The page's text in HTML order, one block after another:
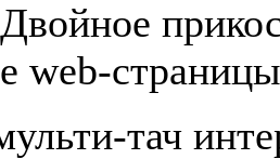
web-
тач